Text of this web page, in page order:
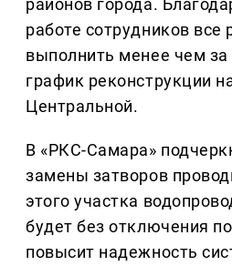
районов города.
работе сотрудников все
выполнить менее чем за
график реконструкции
Центральной.
В «РКС-Самара»
замены затворов
этого участка
будет без отключения
повысит надежность